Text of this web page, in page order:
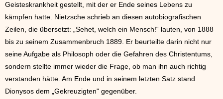
Geisteskrankheit gestellt, mit der er Ende seines Lebens zu
kämpfen hatte. Nietzsche schrieb an diesen autobiografischen
Zeilen, die übersetzt: „Sehet, welch ein Mensch!“ lauten, von 1888
bis zu seinem Zusammenbruch 1889. Er beurteilte darin nicht nur
seine Aufgabe als Philosoph oder die Gefahren des Christentums,
sondern stellte immer wieder die Frage, ob man ihn auch richtig
verstanden hätte. Am Ende und in seinem letzten Satz stand
Dionysos dem „Gekreuzigten" gegenüber.